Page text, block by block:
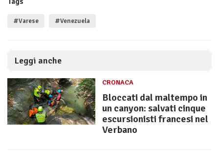
#Varese #Venezuela
Leggi anche
CRONACA
Bloccati dal maltempo in
un canyon: salvati cinque
escursionisti francesi nel
Verbano